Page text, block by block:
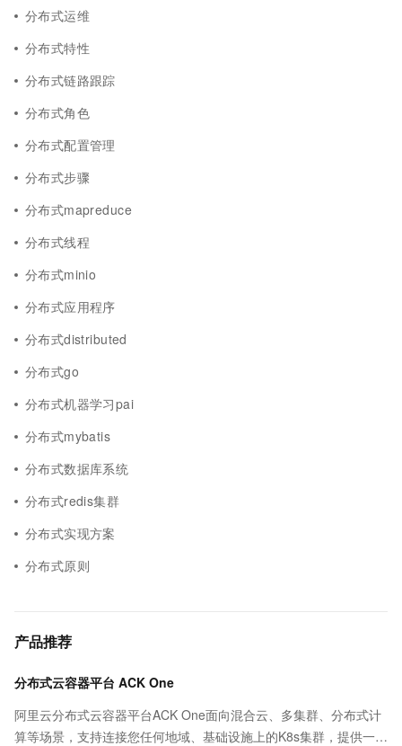
分布式运维
分布式特性
分布式链路跟踪
分布式角色
分布式配置管理
分布式步骤
分布式mapreduce
分布式线程
分布式minio
分布式应用程序
分布式distributed
分布式go
分布式机器学习pai
分布式mybatis
分布式数据库系统
分布式redis集群
分布式实现方案
分布式原则
产品推荐
分布式云容器平台 ACK One
阿里云分布式云容器平台ACK One面向混合云、多集群、分布式计
算等场景，支持连接您任何地域、基础设施上的K8s集群，提供一致